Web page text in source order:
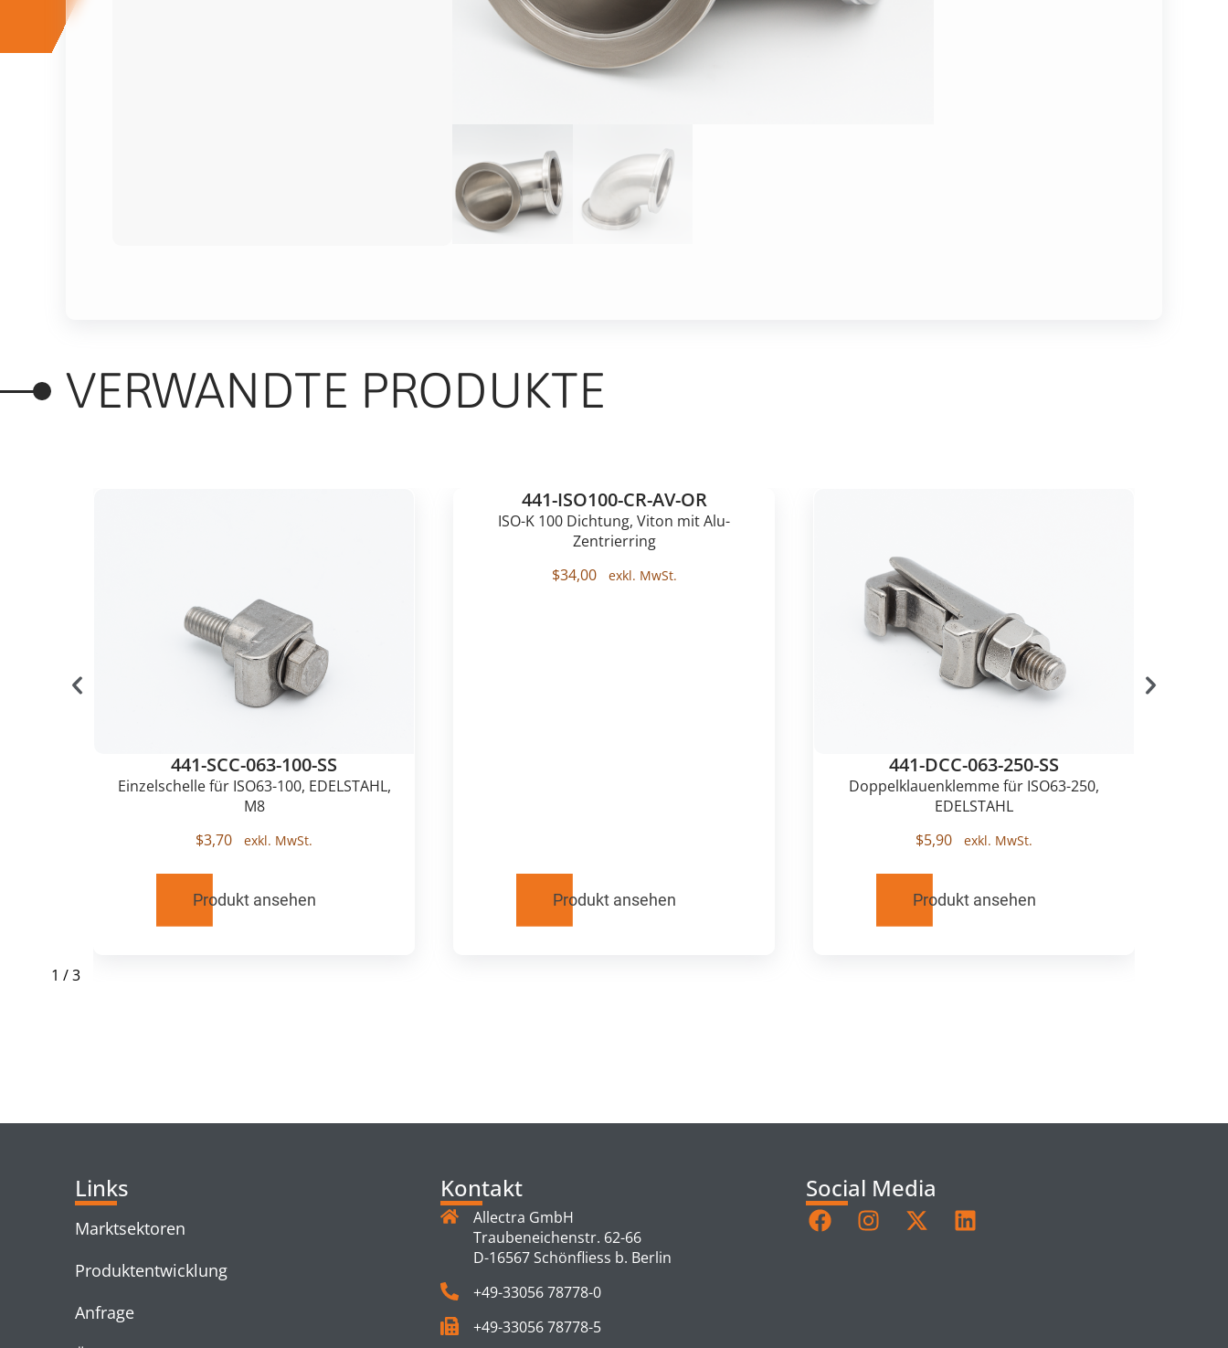
VERWANDTE PRODUKTE
441-SCC-063-100-SS
Einzelschelle für ISO63-100, EDELSTAHL,
M8
$3,70
Produkt ansehen
441-ISO100-CR-AV-OR
ISO-K 100 Dichtung, Viton mit Alu-
Zentrierring
$34,00
Produkt ansehen
441-DCC-063-250-SS
Doppelklauenklemme für ISO63-250,
EDELSTAHL
$5,90
Produkt ansehen
1 /3
Links
Marktsektoren
Produktentwicklung
Anfrage
Kontakt
Allectra GmbH
Traubeneichenstr. 62-66
D-16567 Schönfliess b. Berlin
+49-33056 78778-0
+49-33056 78778-5
Social Media